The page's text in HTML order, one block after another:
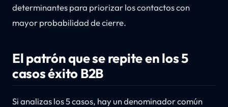
determinantes para priorizar los contactos con
mayor probabilidad de cierre.
El patrón que se repite en los 5
casos éxito B2B
Si analizas los 5 casos, hay un denominador común